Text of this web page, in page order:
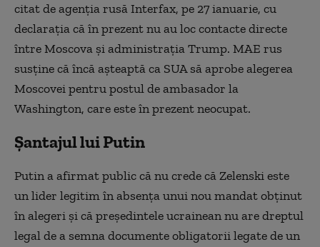
citat de agenţia rusă Interfax, pe 27 ianuarie, cu
declaraţia că în prezent nu au loc contacte directe
între Moscova şi administraţia Trump. MAE rus
susţine că încă aşteaptă ca SUA să aprobe alegerea
Moscovei pentru postul de ambasador la
Washington, care este în prezent neocupat.
Șantajul lui Putin
Putin a afirmat public că nu crede că Zelenski este
un lider legitim în absenţa unui nou mandat obţinut
în alegeri şi că preşedintele ucrainean nu are dreptul
legal de a semna documente obligatorii legate de un